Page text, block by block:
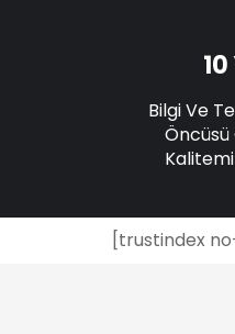
Bilgi Ve
[trustindex